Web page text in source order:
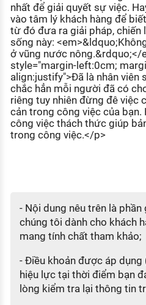
nhất để giải quyết sự việc.
vào tâm lý khách hàng để
từ đó đưa ra giải pháp,
sống này:
ở vũng nước nông.&rdquo;</
style="margin-left:0cm;
align:justify">Đã là nhân viên
chắc hẳn mỗi người đã có
riêng tuy nhiên đừng đê việc
cản trong công việc của bạn.
công việc thách thức giúp
trong công việc.</p>
- Nội dung nêu trên là
chúng tôi dành cho khách
mang tính chất tham khảo;
- Điều khoản được áp dụng
hiệu lực tại thời điểm bạn
lòng kiểm tra lại thông tin